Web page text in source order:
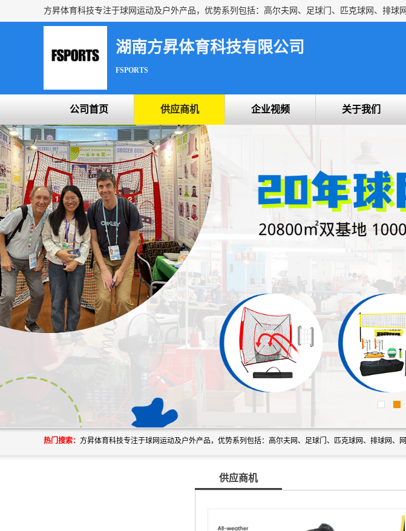
湖南方昇体育科技有限公司
FSPORTS
公司首页 供应商机 企业视频 关于我们
热门搜索：
供应商机